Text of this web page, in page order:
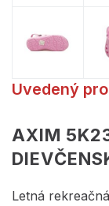
Uvedený
AXIM
Letná